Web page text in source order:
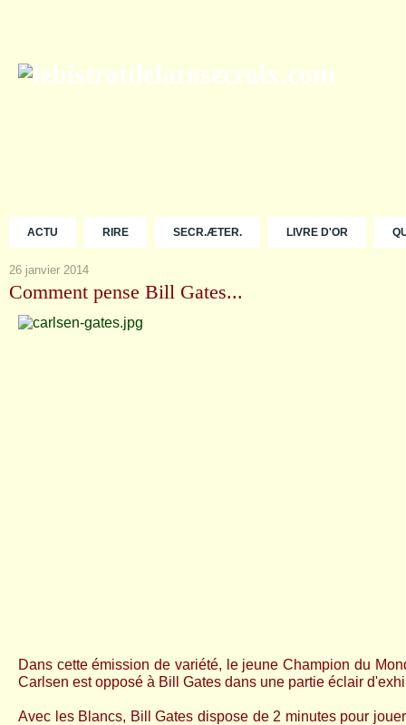
ACTU RIRE SECR.ÆTER. LIVRE D'OR
26 janvier 2014
Comment pense Bill Gates...
Dans cette émission de variété, le jeune Champion du
Carlsen est opposé à Bill Gates dans une partie éclair
Avec les Blancs, Bill Gates dispose de 2 minutes pour